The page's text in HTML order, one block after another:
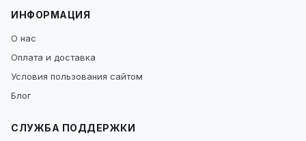
ИНФОРМАЦИЯ
О нас
Оплата и доставка
Условия пользования сайтом
Блог
СЛУЖБА ПОДДЕРЖКИ